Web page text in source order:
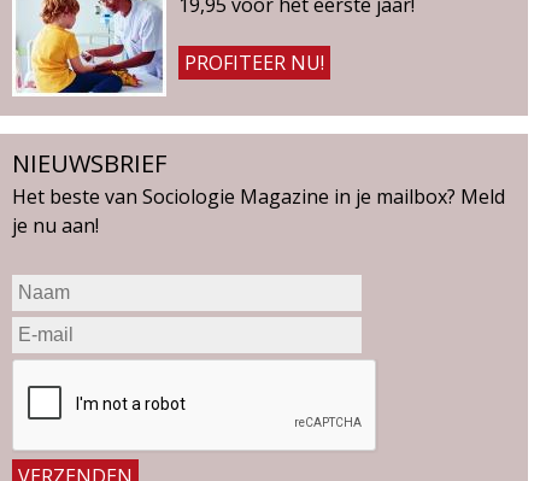
PROFITEER NU!
NIEUWSBRIEF
Het beste van Sociologie Magazine in je mailbox? Meld
je nu aan!